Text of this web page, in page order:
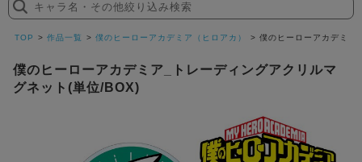
探
す
キャラ名・その他絞り込み検索
TOP 作品一覧 僕のヒーローアカデミア（ヒロアカ） 僕のヒーローアカデミア
僕のヒーローアカデミア_トレーディングアクリルマ
グネット(単位/BOX)